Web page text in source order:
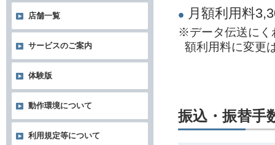
月額利用料
※データ伝送にく
額利用料に変更
振込・振替手
店舗一覧
サービスのご案内
体験版
動作環境について
利用規定等について